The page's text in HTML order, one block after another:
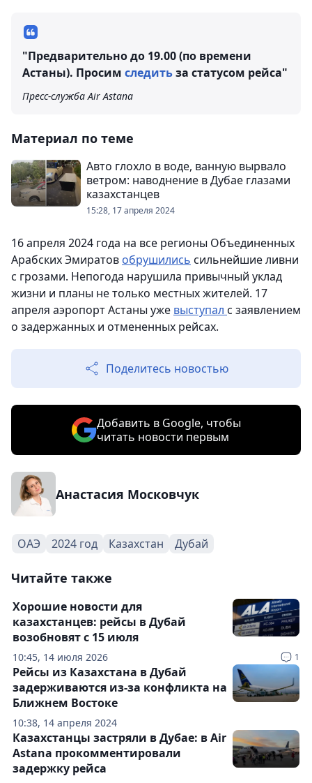
"Предварительно до 19.00 (по времени
Астаны). Просим следитьза статусом рейса"
Пресс-служба Air Astana
Материал по теме
Авто глохло в воде, ванную вырвало
ветром: наводнение в Дубае глазами
казахстанцев
15:28, 17 апреля 2024
16 апреля 2024 года на все регионы Объединенных
Арабских Эмиратов обрушились сильнейшие ливни
с грозами. Непогода нарушила привычный уклад
жизни и планы не только местных жителей. 17
апреля аэропорт Астаны уже выступал с заявлением
о задержанных и отмененных рейсах.
Поделитесь новостью
Добавить в Google, чтобы
читать новости первым
Анастасия Московчук
ОАЭ 2024 год Казахстан Дубай
Читайте также
10:45, 14 июля 2026 1
Хорошие новости для
казахстанцев: рейсы в Дубай
возобновят с 15 июля
10:38, 14 апреля 2024
Рейсы из Казахстана в Дубай
задерживаются из-за конфликта на
Ближнем Востоке
Казахстанцы застряли в Дубае: в Air
Astana прокомментировали
задержку рейса